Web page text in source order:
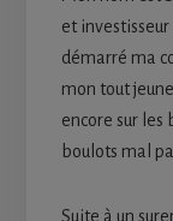
et
démarré ma
mon tout
encore sur les
boulots mal
Suite à un